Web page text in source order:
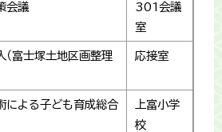
会議
301会議
室
（富士塚土地区画整理
応接室
による子ども育成総合
上富小学
校